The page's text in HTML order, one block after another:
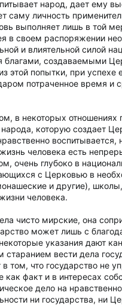
народ, дает ему
саму личность
выполняет лишь в той
в своем распоряжении
и влиятельной силой
благами, создаваемыми
этой попытки, при
потраченное время и
в некоторых отношениях
народа, которую создает
человека есть
очень глубоко в
с Церковью в
и другие),
человека.
чисто мирские, она
может лишь с
указания дают
вести дела
в том, что государство не
как факт и в интересах
дело на
ни государства, ни